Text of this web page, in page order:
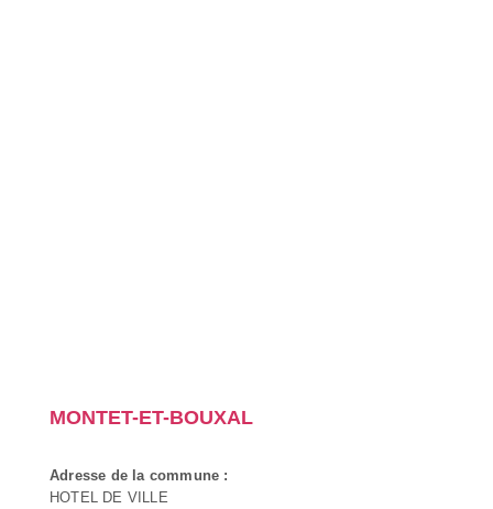
MONTET-ET-BOUXAL
Adresse de la commune :
HOTEL DE VILLE